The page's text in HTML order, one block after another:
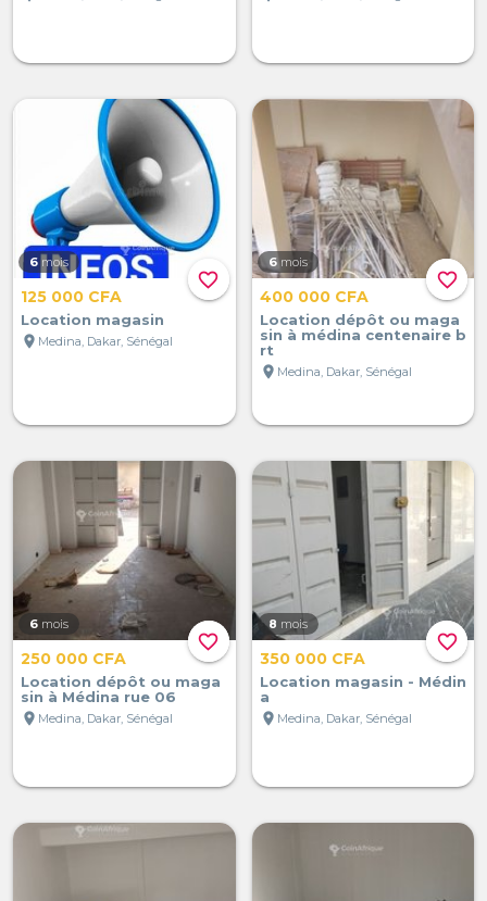
favorite_border
6 mois
125 000 CFA
Location magasin
location_on Medina, Dakar, Sénégal
favorite_border
6 mois
400 000 CFA
Location dépôt ou maga
sin à médina centenaire b
rt
location_on Medina, Dakar, Sénégal
favorite_border
6 mois
250 000 CFA
Location dépôt ou maga
sin à Médina rue 06
location_on Medina, Dakar, Sénégal
favorite_border
8 mois
350 000 CFA
Location magasin - Médin
a
location_on Medina, Dakar, Sénégal